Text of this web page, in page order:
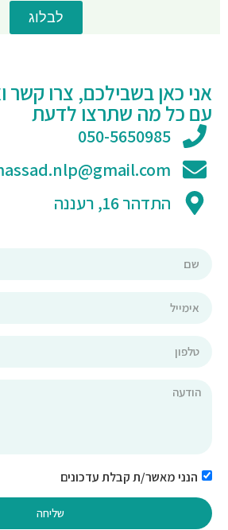
לבלוג
אני כאן בשבילכם, צרו קשר
עם כל מה שתרצו לדעת
050-5650985
התדהר 16, רעננה
הנני מאשר/ת קבלת עדכונים
שליחה